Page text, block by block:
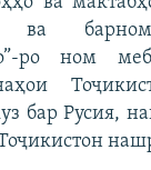
ва
ро ном
бар Русия,